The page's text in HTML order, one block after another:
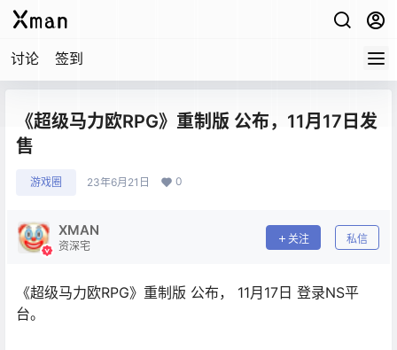
讨论 签到
《超级马力欧RPG》重制版 公布，11月17日发
售
游戏圈 23年6月21日 0
XMAN
资深宅
关注 私信
《超级马力欧RPG》重制版 公布， 11月17日 登录NS平
台。